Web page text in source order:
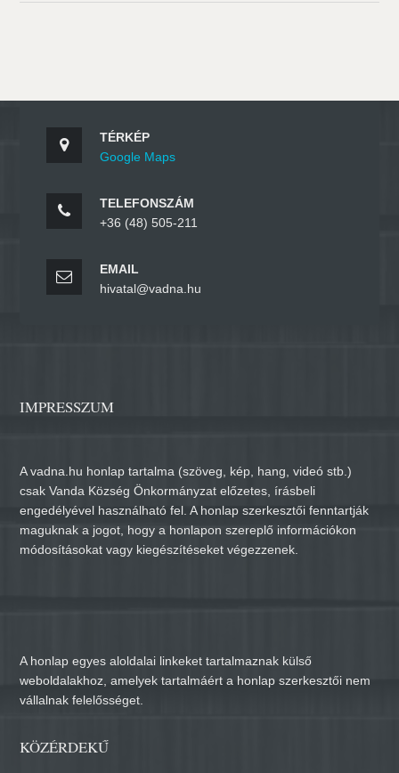
TÉRKÉP
Google Maps
TELEFONSZÁM
+36 (48) 505-211
EMAIL
hivatal@vadna.hu
IMPRESSZUM
A vadna.hu honlap tartalma (szöveg, kép, hang, videó stb.)
csak Vanda Község Önkormányzat előzetes, írásbeli
engedélyével használható fel. A honlap szerkesztői fenntartják
maguknak a jogot, hogy a honlapon szereplő információkon
módosításokat vagy kiegészítéseket végezzenek.
A honlap egyes aloldalai linkeket tartalmaznak külső
weboldalakhoz, amelyek tartalmáért a honlap szerkesztői nem
vállalnak felelősséget.
KÖZÉRDEKŰ